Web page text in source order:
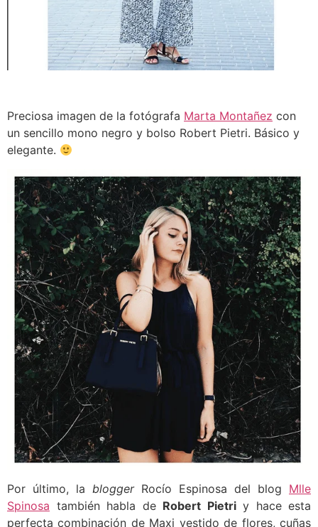
Preciosa imagen de la fotógrafa Marta Montañez con
un sencillo mono negro y bolso Robert Pietri. Básico y
elegante.
Por último, la bloggerRocío Espinosa del blog Mlle
Spinosa también habla de Robert Pietriy hace esta
perfecta combinación de Maxi vestido de flores, cuñas